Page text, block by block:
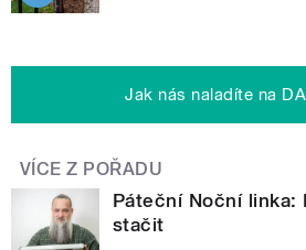
Jak nás naladíte na
VÍCE Z POŘADU
Páteční Noční linka:
stačit